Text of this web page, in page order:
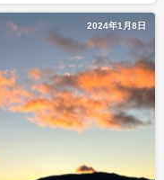
2024年1月8日